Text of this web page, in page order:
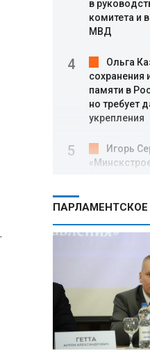
в
комитета и
МВД
Ольга
сохранения
памяти в
но требует
укрепления
Игорь
в
МИД РФ:
ожидаемых
собрали
томаты из
на орбите